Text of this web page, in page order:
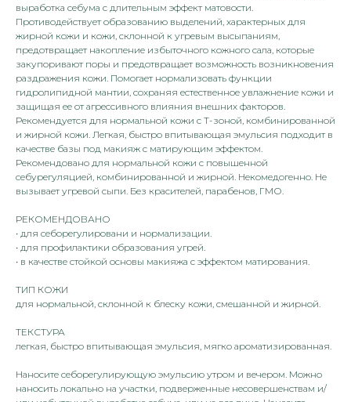
выработка себума с длительным эффект матовости.
Противодействует образованию выделений, характерных для
жирной кожи и кожи, склонной к угревым высыпаниям,
предотвращает накопление избыточного кожного сала, которые
закупоривают поры и предотвращает возможность возникновения
раздражения кожи. Помогает нормализовать функции
гидролипидной мантии, сохраняя естественное увлажнение кожи и
защищая ее от агрессивного влияния внешних факторов.
Рекомендуется для нормальной кожи с Т-зоной, комбинированной
и жирной кожи. Легкая, быстро впитывающая эмульсия подходит в
качестве базы под макияж с матирующим эффектом.
Рекомендовано для нормальной кожи с повышенной
себурегуляцией, комбинированной и жирной. Некомедогенно. Не
вызывает угревой сыпи. Без красителей, парабенов, ГМО.
РЕКОМЕНДОВАНО
• для себорегулировани и нормализации.
• для профилактики образования угрей.
• в качестве стойкой основы макияжа с эффектом матирования.
ТИП КОЖИ
для нормальной, склонной к блеску кожи, смешанной и жирной.
ТЕКСТУРА
легкая, быстро впитывающая эмульсия, мягко ароматизированная.
Наносите себорегулирующую эмульсию утром и вечером. Можно
наносить локально на участки, подверженные несовершенствам и/